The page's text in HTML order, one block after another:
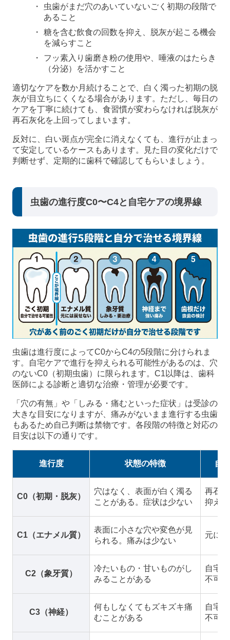
虫歯がまだ穴のあいていないごく初期の段階で
あること
糖を含む飲食の回数を抑え、脱灰が起こる機会
を減らすこと
フッ素入り歯磨き粉の使用や、唾液のはたらき
（分泌）を活かすこと
適切なケアを数か月続けることで、白く濁った初期の脱
灰が目立ちにくくなる場合があります。ただし、毎日の
ケアを丁寧に続けても、食習慣が変わらなければ脱灰が
再石灰化を上回ってしまいます。
反対に、白い斑点が完全に消えなくても、進行が止まっ
て安定しているケースもあります。見た目の変化だけで
判断せず、定期的に歯科で確認してもらいましょう。
虫歯の進行度C0〜C4と自宅ケアの境界線
虫歯は進行度によってC0からC4の5段階に分けられま
す。自宅ケアで進行を抑えられる可能性があるのは、穴
のないC0（初期虫歯）に限られます。C1以降は、歯科
医師による診断と適切な治療・管理が必要です。
「穴の有無」や「しみる・痛むといった症状」は受診の
大きな目安になりますが、痛みがないまま進行する虫歯
もあるため自己判断は禁物です。各段階の特徴と対応の
目安は以下の通りです。
進行度 状態の特徴 自
C0（初期・脱灰）
穴はなく、表面が白く濁る
ことがある。症状は少ない
再石
抑え
C1（エナメル質）
表面に小さな穴や変色が見
られる。痛みは少ない
元に
C2（象牙質）
冷たいもの・甘いものがし
みることがある
自宅
不可
C3（神経）
何もしなくてもズキズキ痛
むことがある
自宅
不可